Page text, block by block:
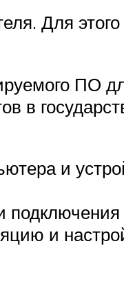
Для
ПО
в
и
подключения
и